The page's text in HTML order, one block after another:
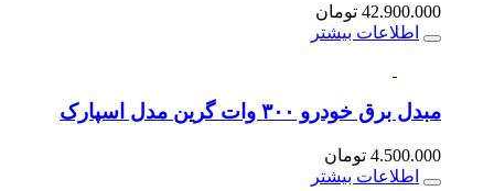
42.900.000 تومان
اطلاعات بیشتر
مبدل برق خودرو ۳۰۰ وات گرین مدل اسپارک
4.500.000 تومان
اطلاعات بیشتر